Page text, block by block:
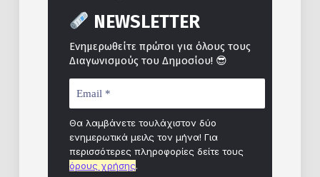
NEWSLETTER
Ενημερωθείτε πρώτοι για όλους τους
Διαγωνισμούς του Δημοσίου!😎
Θα λαμβάνετε τουλάχιστον δύο
ενημερωτικά μειλς τον μήνα! Για
περισσότερες πληροφορίες δείτε τους
όρους χρήσης.